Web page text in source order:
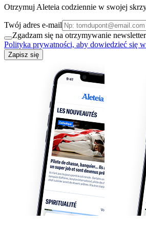
Otrzymuj Aleteia codziennie w swojej
Twój adres e-mail
Zgadzam się na otrzymywanie
Polityka prywatności, aby dowiedzieć się
Zapisz się